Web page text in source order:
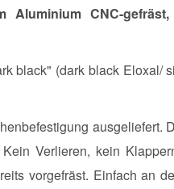
CNC-
black" (dark black Eloxal/
ausgeliefert.
Verlieren, kein
vorgefräst. Einfach an